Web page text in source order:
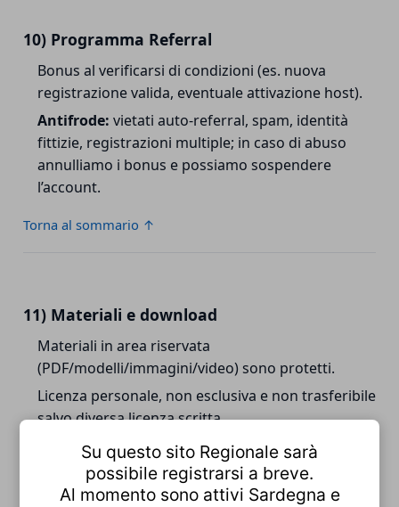
10) Programma Referral
Bonus al verificarsi di condizioni (es. nuova
registrazione valida, eventuale attivazione host).
Antifrode: vietati auto-referral, spam, identità
fittizie, registrazioni multiple; in caso di abuso
annulliamo i bonus e possiamo sospendere
l’account.
Torna al sommario ↑
11) Materiali e download
Materiali in area riservata
(PDF/modelli/immagini/video) sono protetti.
Licenza personale, non esclusiva e non trasferibile
salvo diversa licenza scritta.
Vietata riproduzione/diffusione/vendita non
autorizzata.
Su questo sito Regionale sarà
possibile registrarsi a breve.
Al momento sono attivi Sardegna e